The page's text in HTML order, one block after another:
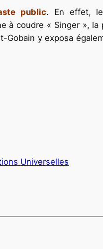
public. En effet,
à coudre « Singer », la
Gobain y exposa
Universelles